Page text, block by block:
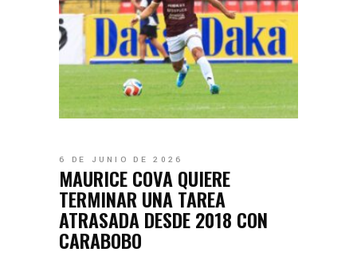
6 DE JUNIO DE 2026
MAURICE COVA QUIERE
TERMINAR UNA TAREA
ATRASADA DESDE 2018 CON
CARABOBO